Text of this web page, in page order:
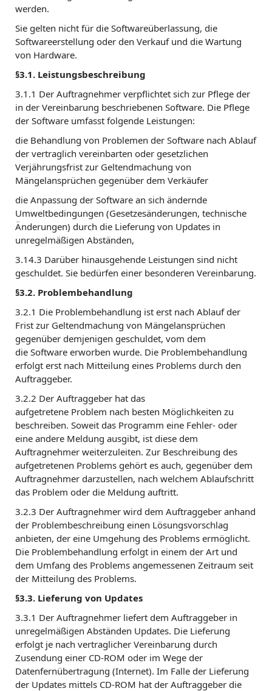
werden.
Sie gelten nicht für die Softwareüberlassung, die
Softwareerstellung oder den Verkauf und die Wartung
von Hardware.
§3.1. Leistungsbeschreibung
3.1.1 Der Auftragnehmer verpflichtet sich zur Pflege der
in der Vereinbarung beschriebenen Software. Die Pflege
der Software umfasst folgende Leistungen:
die Behandlung von Problemen der Software nach Ablauf
der vertraglich vereinbarten oder gesetzlichen
Verjährungsfrist zur Geltendmachung von
Mängelansprüchen gegenüber dem Verkäufer
die Anpassung der Software an sich ändernde
Umweltbedingungen (Gesetzesänderungen, technische
Änderungen) durch die Lieferung von Updates in
unregelmäßigen Abständen,
3.14.3 Darüber hinausgehende Leistungen sind nicht
geschuldet. Sie bedürfen einer besonderen Vereinbarung.
§3.2. Problembehandlung
3.2.1 Die Problembehandlung ist erst nach Ablauf der
Frist zur Geltendmachung von Mängelansprüchen
gegenüber demjenigen geschuldet, vom dem
die Software erworben wurde. Die Problembehandlung
erfolgt erst nach Mitteilung eines Problems durch den
Auftraggeber.
3.2.2 Der Auftraggeber hat das
aufgetretene Problem nach besten Möglichkeiten zu
beschreiben. Soweit das Programm eine Fehler- oder
eine andere Meldung ausgibt, ist diese dem
Auftragnehmer weiterzuleiten. Zur Beschreibung des
aufgetretenen Problems gehört es auch, gegenüber dem
Auftragnehmer darzustellen, nach welchem Ablaufschritt
das Problem oder die Meldung auftritt.
3.2.3 Der Auftragnehmer wird dem Auftraggeber anhand
der Problembeschreibung einen Lösungsvorschlag
anbieten, der eine Umgehung des Problems ermöglicht.
Die Problembehandlung erfolgt in einem der Art und
dem Umfang des Problems angemessenen Zeitraum seit
der Mitteilung des Problems.
§3.3. Lieferung von Updates
3.3.1 Der Auftragnehmer liefert dem Auftraggeber in
unregelmäßigen Abständen Updates. Die Lieferung
erfolgt je nach vertraglicher Vereinbarung durch
Zusendung einer CD-ROM oder im Wege der
Datenfernübertragung (Internet). Im Falle der Lieferung
der Updates mittels CD-ROM hat der Auftraggeber die